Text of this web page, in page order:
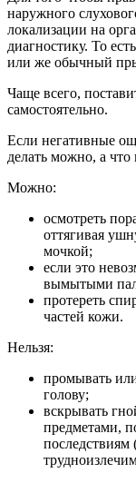
наружного
локализации на
диагностику. То
или же обычный
Чаще всего,
самостоятельно.
Если негативные
делать можно, а что
Можно:
осмотреть
оттягивая
мочкой;
если это
вымытыми
протереть
частей кожи.
Нельзя:
промывать
голову;
вскрывать
предметами,
последствиям